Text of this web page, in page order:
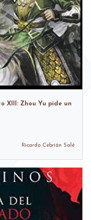
XIII: Zhou Yu pide un
Ricardo Cebrián Salé